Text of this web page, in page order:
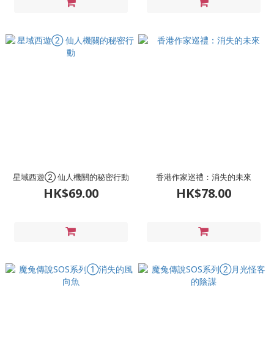
星域西遊② 仙人機關的秘密行動
HK$69.00
香港作家巡禮：消失的未來
HK$78.00